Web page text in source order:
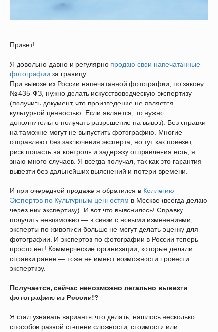
Привет!
Я довольно давно и регулярно продаю свои напечатанные
фотографии за границу.
При вывозе из России напечатанной фотографии, по закону
№ 435-ФЗ, нужно делать искусствоведческую экспертизу
(получить документ, что произведение не является
культурной ценностью. Если является, то нужно
дополнительно получать разрешение на вывоз). Без справки
на таможне могут не выпустить фотографию. Многие
отправляют без заключения эксперта, но тут как повезет,
риск попасть на контроль и задержку отправления есть, я
знаю много случаев. Я всегда получал, так как это гарантия
вывезти без дальнейших выяснений и потери времени.
И при очередной продаже я обратился в Коллегию
Экспертов по Культурным ценностям в Москве (всегда делаю
через них экспертизу). И вот что выяснилось! Справку
получить невозможно — в связи с новыми изменениями,
эксперты по живописи больше не могут делать оценку для
фотографии. И экспертов по фотографии в России теперь
просто нет! Коммерческие организации, которые делали
справки ранее — тоже не имеют возможности провести
экспертизу.
Получается, сейчас невозможно легально вывезти
фотографию из России!?
Я стал узнавать варианты что делать, нашлось несколько
способов разной степени сложности, стоимости или